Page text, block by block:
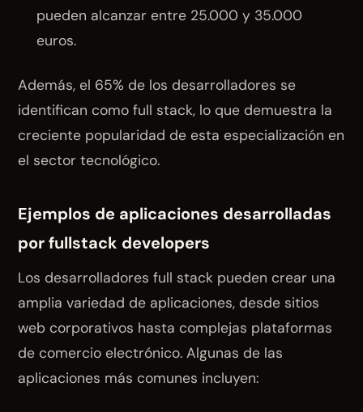
pueden alcanzar entre 25.000 y 35.000
euros.
Además, el 65% de los desarrolladores se
identifican como full stack, lo que demuestra la
creciente popularidad de esta especialización en
el sector tecnológico.
Ejemplos de aplicaciones desarrolladas
por fullstack developers
Los desarrolladores full stack pueden crear una
amplia variedad de aplicaciones, desde sitios
web corporativos hasta complejas plataformas
de comercio electrónico. Algunas de las
aplicaciones más comunes incluyen: